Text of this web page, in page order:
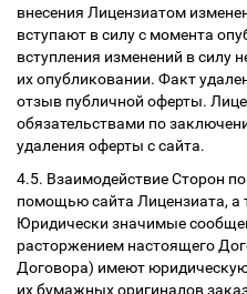
внесения Лицензиатом
вступают в силу с момента
вступления изменений в силу
их опубликовании. Факт
отзыв публичной оферты.
обязательствами по
удаления оферты с сайта.
4.5. Взаимодействие Сторон
помощью сайта Лицензиата, а
Юридически значимые
расторжением настоящего
Договора) имеют
их бумажных оригиналов